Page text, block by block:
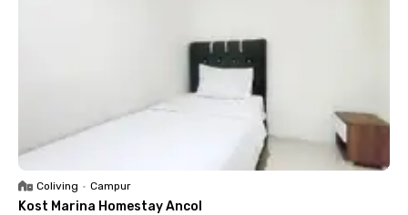
Coliving • Campur
Kost Marina Homestay Ancol